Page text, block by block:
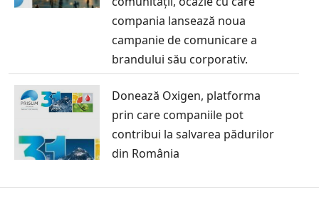
compania lansează noua
campanie de comunicare a
brandului său corporativ.
Donează Oxigen, platforma
prin care companiile pot
contribui la salvarea pădurilor
din România